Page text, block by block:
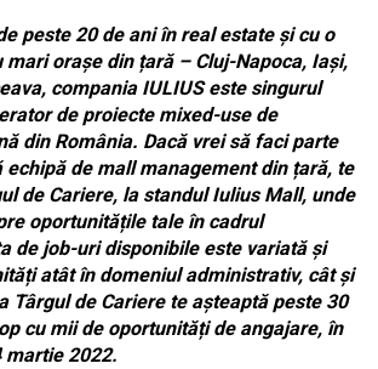
peste 20 de ani în real estate și cu o
mari orașe din țară – Cluj-Napoca, Iași,
compania IULIUS este singurul
de proiecte mixed-use de
din România. Dacă vrei să faci parte
echipă de mall management din țară, te
de Cariere, la standul Iulius Mall, unde
oportunitățile tale în cadrul
de job-uri disponibile este variată și
atât în domeniul administrativ, cât și
Târgul de Cariere te așteaptă peste 30
cu mii de oportunități de angajare, în
martie 2022.